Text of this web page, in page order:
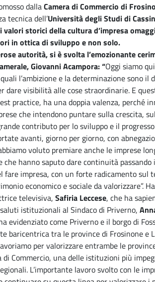
dallaCamera di Commercio di
tecnica dell’Università degli Studi di
valori storici della cultura d’impresa
in ottica di sviluppo e non solo.
autorità, si è svolta l’emozionante
Giovanni Acampora: “Oggi siamo
l’ambizione e la determinazione sono il
dare visibilità alle cose straordinarie. E
practice, ha una doppia valenza, perché
che intendono puntare sulla crescita,
contributo per lo sviluppo e il
avanti, giorno per giorno, con
voluto premiare anche le imprese
che hanno saputo dare continuità
fare impresa, con un forte radicamento sul
economico e sociale da valorizzare”.
televisiva, Safiria Leccese, che ha
istituzionali al Sindaco di Priverno,
evidenziato come Priverno e il borgo di
baricentrica tra le province di Frosinone e
per valorizzare entrambe le
Commercio, una delle istituzioni più
L’importante lavoro svolto con le